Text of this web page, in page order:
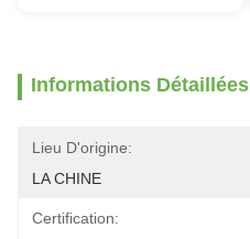
Informations Détaillées
Lieu D'origine:
LA CHINE
Certification: